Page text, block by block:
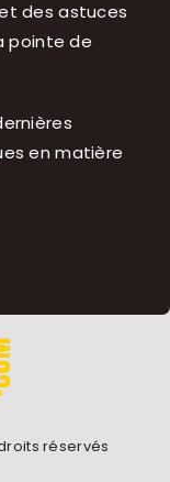
des astuces
pointe de
en matière
réservés